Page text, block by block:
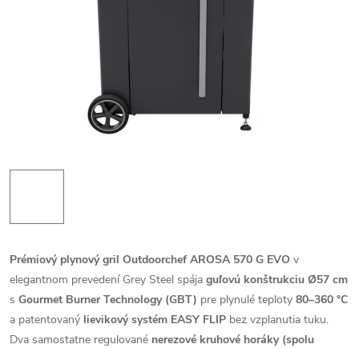
Prémiový plynový gril Outdoorchef AROSA 570 G EVO v
elegantnom prevedení Grey Steel spája guľovú konštrukciu Ø57 cm
s Gourmet Burner Technology (GBT) pre plynulé teploty 80–360 °C
a patentovaný lievikový systém EASY FLIP bez vzplanutia tuku.
Dva samostatne regulované nerezové kruhové horáky (spolu